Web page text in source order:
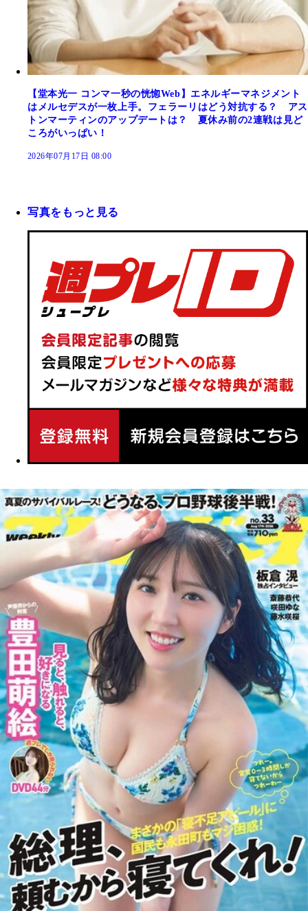
【堂本光一 コンマ一秒の恍惚Web】エネルギーマネジメント
はメルセデスが一枚上手。フェラーリはどう対抗する？ アス
トンマーティンのアップデートは？ 夏休み前の2連戦は見ど
ころがいっぱい！
2026年07月17日 08:00
写真をもっと見る